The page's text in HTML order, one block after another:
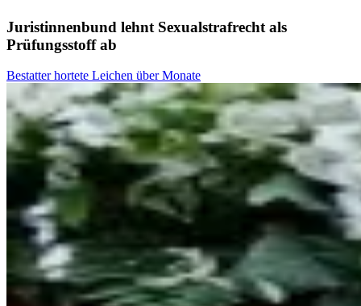
Juristinnenbund lehnt Sexualstrafrecht als
Prüfungsstoff ab
Bestatter hortete Leichen über Monate